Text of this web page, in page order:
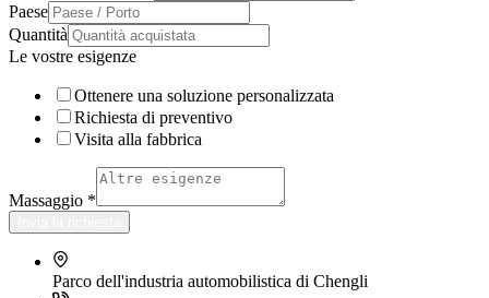
Paese
Quantità
Le vostre esigenze
Ottenere una soluzione personalizzata
Richiesta di preventivo
Visita alla fabbrica
Massaggio *
Parco dell'industria automobilistica di Chengli